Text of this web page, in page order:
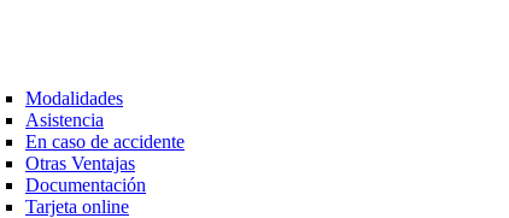
Modalidades
Asistencia
En caso de accidente
Otras Ventajas
Documentación
Tarjeta online